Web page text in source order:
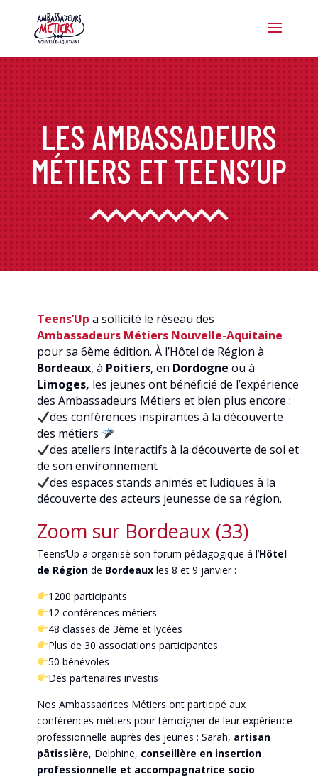
LES AMBASSADEURS
MÉTIERS ET TEENS’UP
Teens’Up a sollicité le réseau des
Ambassadeurs Métiers Nouvelle-Aquitaine
pour sa 6ème édition. À l’Hôtel de Région à
Bordeaux, à Poitiers, en Dordogne ou à
Limoges, les jeunes ont bénéficié de l’expérience
des Ambassadeurs Métiers et bien plus encore :
des conférences inspirantes à la découverte
des métiers
des ateliers interactifs à la découverte de soi et
de son environnement
des espaces stands animés et ludiques à la
découverte des acteurs jeunesse de sa région.
Zoom sur Bordeaux (33)
Teens’Up a organisé son forum pédagogique à l’Hôtel
de Régionde Bordeauxles 8 et 9 janvier :
1200 participants
12 conférences métiers
48 classes de 3ème et lycées
Plus de 30 associations participantes
50 bénévoles
Des partenaires investis
Nos Ambassadrices Métiers ont participé aux
conférences métiers pour témoigner de leur expérience
professionnelle auprès des jeunes : Sarah, artisan
pâtissière, Delphine, conseillère en insertion
professionnelle et accompagnatrice socio